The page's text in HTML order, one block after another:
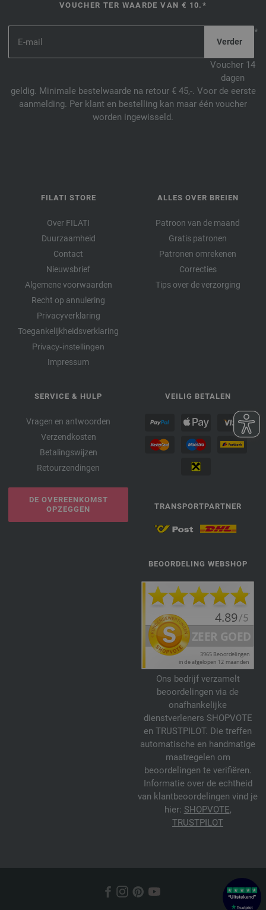
VOUCHER TER WAARDE VAN € 10.*
*
Voucher 14
dagen
geldig. Minimale bestelwaarde na retour € 45,-. Voor de eerste
aanmelding. Per klant en bestelling kan maar één voucher
worden ingewisseld.
FILATI STORE
Over FILATI
Duurzaamheid
Contact
Nieuwsbrief
Algemene voorwaarden
Recht op annulering
Privacyverklaring
Toegankelijkheidsverklaring
Privacy-instellingen
Impressum
ALLES OVER BREIEN
Patroon van de maand
Gratis patronen
Patronen omrekenen
Correcties
Tips over de verzorging
SERVICE & HULP
Vragen en antwoorden
Verzendkosten
Betalingswijzen
Retourzendingen
DE OVEREENKOMST
OPZEGGEN
VEILIG BETALEN
TRANSPORTPARTNER
BEOORDELING WEBSHOP
Ons bedrijf verzamelt
beoordelingen via de
onafhankelijke
dienstverleners SHOPVOTE
en TRUSTPILOT. Die treffen
automatische en handmatige
maatregelen om
beoordelingen te verifiëren.
Informatie over de echtheid
van klantbeoordelingen vind je
hier: SHOPVOTE,
TRUSTPILOT